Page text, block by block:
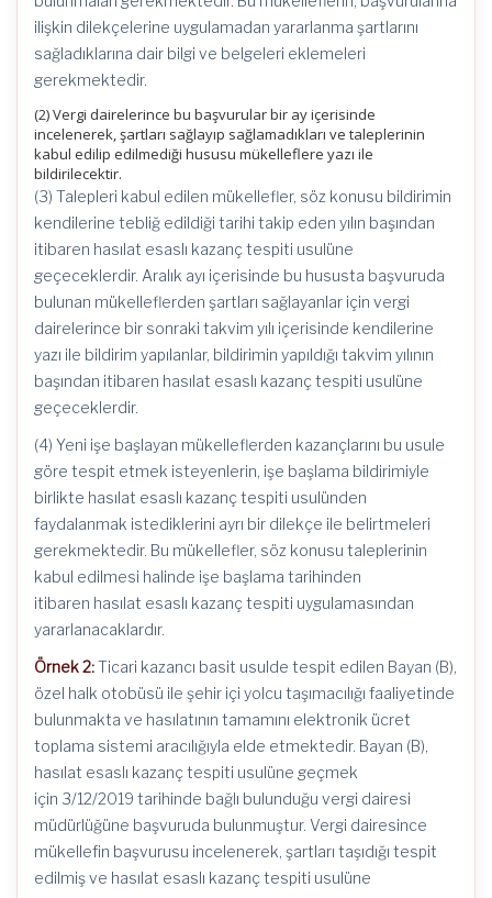
ilişkin dilekçelerine uygulamadan yararlanma şartlarını
sağladıklarına dair bilgi ve belgeleri eklemeleri
gerekmektedir.
(2) Vergi dairelerince bu başvurular bir ay içerisinde
incelenerek, şartları sağlayıp sağlamadıkları ve taleplerinin
kabul edilip edilmediği hususu mükelleflere yazı ile
bildirilecektir.
(3) Talepleri kabul edilen mükellefler, söz konusu bildirimin
kendilerine tebliğ edildiği tarihi takip eden yılın başından
itibaren hasılat esaslı kazanç tespiti usulüne
geçeceklerdir. Aralık ayı içerisinde bu hususta başvuruda
bulunan mükelleflerden şartları sağlayanlar için vergi
dairelerince bir sonraki takvim yılı içerisinde kendilerine
yazı ile bildirim yapılanlar, bildirimin yapıldığı takvim yılının
başından itibaren hasılat esaslı kazanç tespiti usulüne
geçeceklerdir.
(4) Yeni işe başlayan mükelleflerden kazançlarını bu usule
göre tespit etmek isteyenlerin, işe başlama bildirimiyle
birlikte hasılat esaslı kazanç tespiti usulünden
faydalanmak istediklerini ayrı bir dilekçe ile belirtmeleri
gerekmektedir. Bu mükellefler, söz konusu taleplerinin
kabul edilmesi halinde işe başlama tarihinden
itibaren hasılat esaslı kazanç tespiti uygulamasından
yararlanacaklardır.
Örnek 2:Ticari kazancı basit usulde tespit edilen Bayan (B),
özel halk otobüsü ile şehir içi yolcu taşımacılığı faaliyetinde
bulunmakta ve hasılatının tamamını elektronik ücret
toplama sistemi aracılığıyla elde etmektedir. Bayan (B),
hasılat esaslı kazanç tespiti usulüne geçmek
için 3/12/2019 tarihinde bağlı bulunduğu vergi dairesi
müdürlüğüne başvuruda bulunmuştur. Vergi dairesince
mükellefin başvurusu incelenerek, şartları taşıdığı tespit
edilmiş ve hasılat esaslı kazanç tespiti usulüne